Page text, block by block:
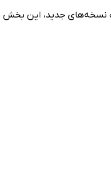
جدید، این بخش را